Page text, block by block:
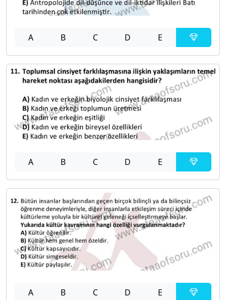
A B C D E
A B C D E
A B C D E